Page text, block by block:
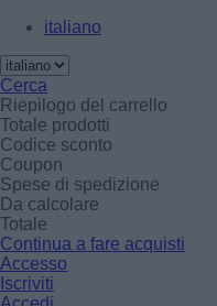
italiano
Cerca
Riepilogo del carrello
Totale prodotti
Codice sconto
Coupon
Spese di spedizione
Da calcolare
Totale
Continua a fare acquisti
Accesso
Iscriviti